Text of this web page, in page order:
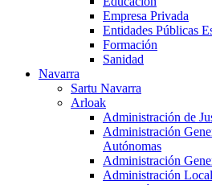
Empresa Privada
Entidades Públicas
Formación
Sanidad
Navarra
Sartu Navarra
Arloak
Administración de
Administración
Autónomas
Administración
Administración Local